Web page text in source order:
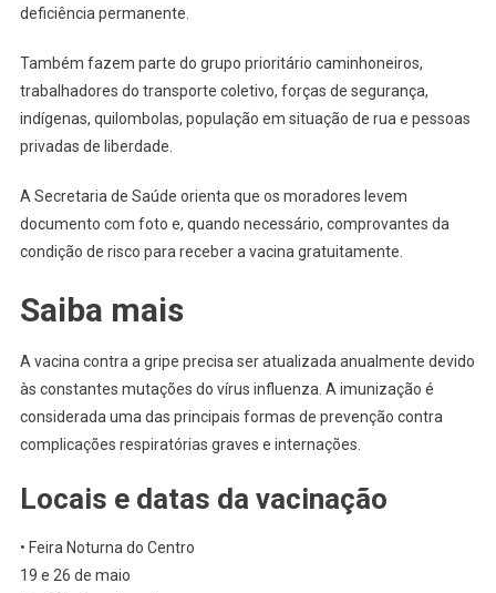
deficiência permanente.
Também fazem parte do grupo prioritário caminhoneiros,
trabalhadores do transporte coletivo, forças de segurança,
indígenas, quilombolas, população em situação de rua e pessoas
privadas de liberdade.
A Secretaria de Saúde orienta que os moradores levem
documento com foto e, quando necessário, comprovantes da
condição de risco para receber a vacina gratuitamente.
Saiba mais
A vacina contra a gripe precisa ser atualizada anualmente devido
às constantes mutações do vírus influenza. A imunização é
considerada uma das principais formas de prevenção contra
complicações respiratórias graves e internações.
Locais e datas da vacinação
• Feira Noturna do Centro
19 e 26 de maio